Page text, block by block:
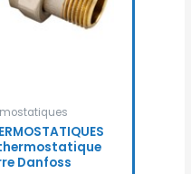
thermostatique
Danfoss